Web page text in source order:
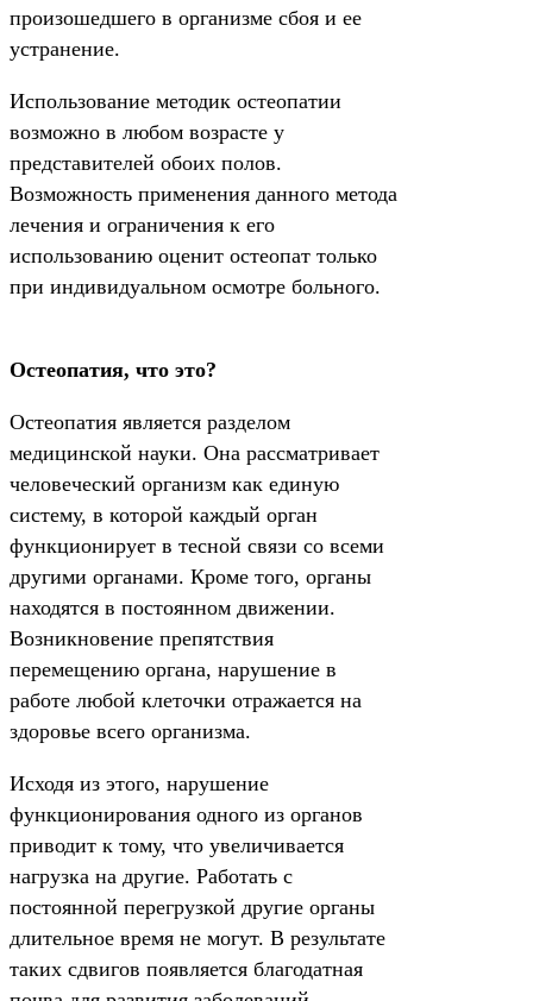
произошедшего в организме сбоя и ее
устранение.
Использование методик остеопатии
возможно в любом возрасте у
представителей обоих полов.
Возможность применения данного метода
лечения и ограничения к его
использованию оценит остеопат только
при индивидуальном осмотре больного.
Остеопатия, что это?
Остеопатия является разделом
медицинской науки. Она рассматривает
человеческий организм как единую
систему, в которой каждый орган
функционирует в тесной связи со всеми
другими органами. Кроме того, органы
находятся в постоянном движении.
Возникновение препятствия
перемещению органа, нарушение в
работе любой клеточки отражается на
здоровье всего организма.
Исходя из этого, нарушение
функционирования одного из органов
приводит к тому, что увеличивается
нагрузка на другие. Работать с
постоянной перегрузкой другие органы
длительное время не могут. В результате
таких сдвигов появляется благодатная